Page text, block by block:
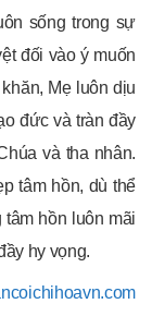
sống trong sự
đối vào ý muốn
Mẹ luôn dịu
đức và tràn đầy
và tha nhân.
tâm hồn, dù thể
hồn luôn mãi
hy vọng.